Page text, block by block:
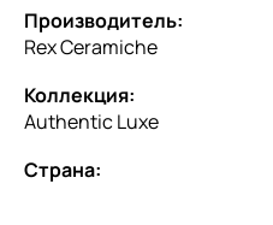
Производитель:
Rex Ceramiche
Коллекция:
Authentic Luxe
Страна: